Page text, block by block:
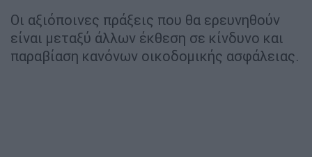
Οι αξιόποινες πράξεις που θα ερευνηθούν
είναι μεταξύ άλλων έκθεση σε κίνδυνο και
παραβίαση κανόνων οικοδομικής ασφάλειας.